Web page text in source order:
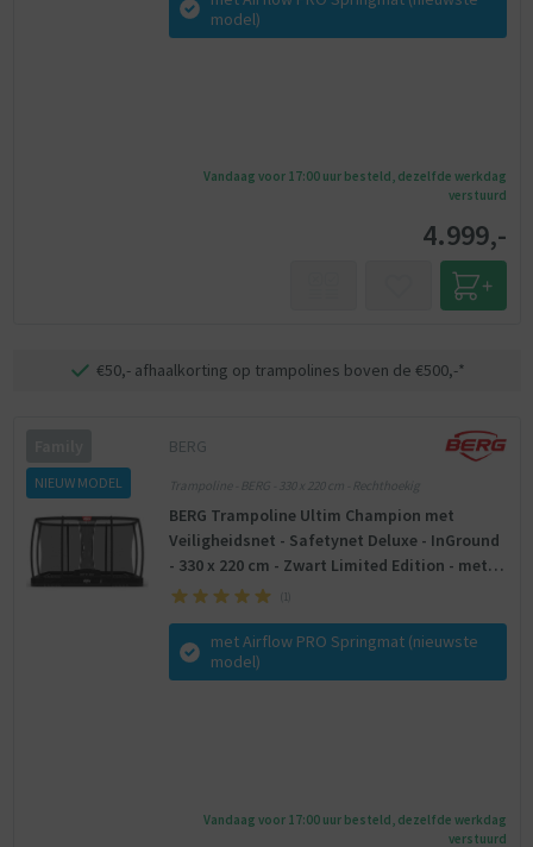
model)
Vandaag voor 17:00 uur besteld, dezelfde werkdag
verstuurd
4.999,-
€50,- afhaalkorting op trampolines boven de €500,-*
NIEUW MODEL
BERG
Trampoline - BERG - 330 x 220 cm - Rechthoekig
BERG Trampoline Ultim Champion met
Veiligheidsnet - Safetynet Deluxe - InGround
- 330 x 220 cm - Zwart Limited Edition - met
Airflow PRO Springmat - Twinspring
1
met Airflow PRO Springmat (nieuwste
model)
Vandaag voor 17:00 uur besteld, dezelfde werkdag
verstuurd